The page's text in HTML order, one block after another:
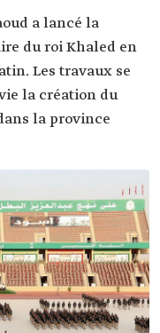
a lancé la
du roi Khaled en
Les travaux se
la création du
la province